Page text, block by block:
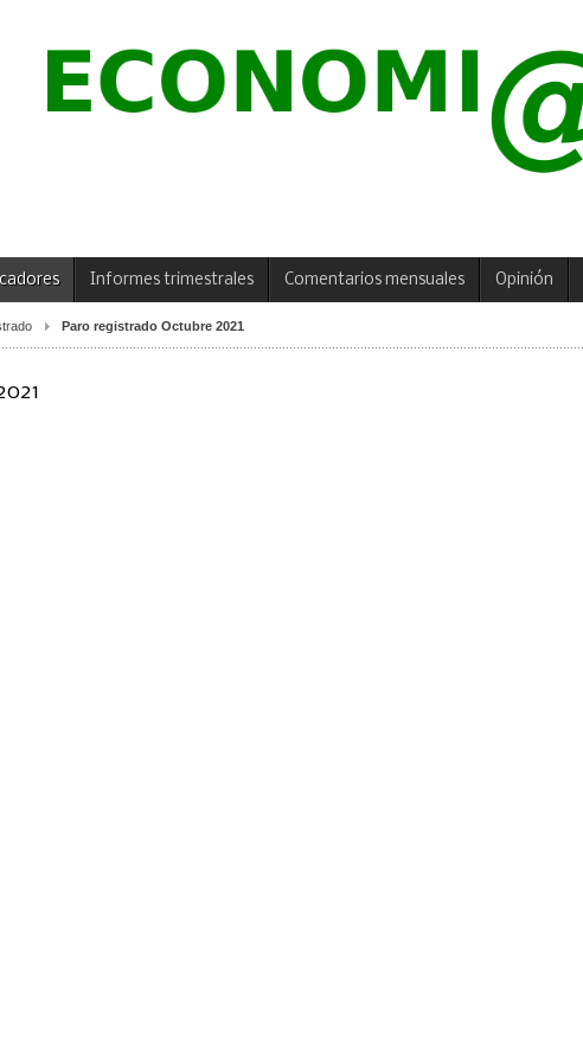
Informes trimestrales Comentarios mensuales Opinión
Paro registrado Octubre 2021